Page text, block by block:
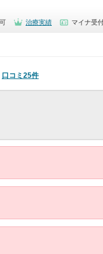
治療実績 マイナ受
口コミ25件